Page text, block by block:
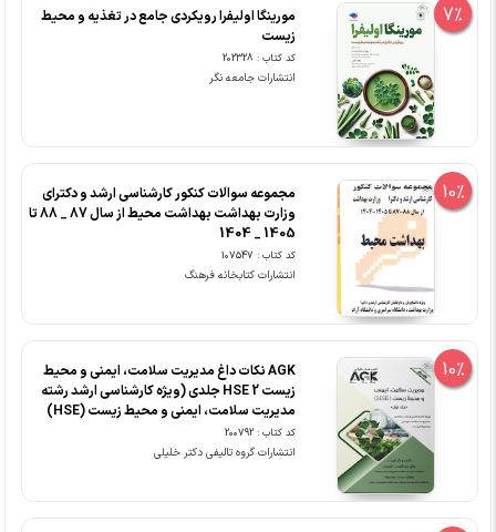
7%
مورینگا اولیفرا رویکردی جامع در تغذیه و محیط
زیست
کد کتاب : 202328
انتشارات جامعه نگر
10%
مجموعه سوالات کنکور کارشناسی ارشد و دکترای
وزارت بهداشت بهداشت محیط از سال 87 _ 88 تا
1405 _ 1404
کد کتاب : 107547
انتشارات کتابخانه فرهنگ
10%
AGK نکات داغ مدیریت سلامت، ایمنی و محیط
زیست HSE 2 جلدی (ویژه کارشناسی ارشد رشته
مدیریت سلامت، ایمنی و محیط زیست (HSE)
کد کتاب : 200792
انتشارات گروه تالیفی دکتر خلیلی